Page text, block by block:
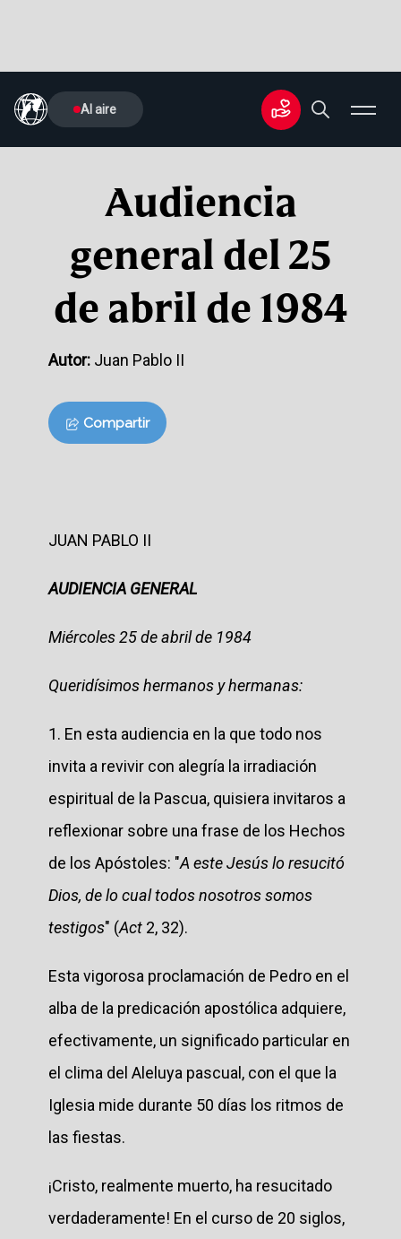
Al aire
Audiencia
general del 25
de abril de 1984
Autor: Juan Pablo II
Compartir
JUAN PABLO II
AUDIENCIA GENERAL
Miércoles 25 de abril de 1984
Queridísimos hermanos y hermanas:
1. En esta audiencia en la que todo nos
invita a revivir con alegría la irradiación
espiritual de la Pascua, quisiera invitaros a
reflexionar sobre una frase de los Hechos
de los Apóstoles: "A este Jesús lo resucitó
Dios, de lo cual todos nosotros somos
testigos" (Act 2, 32).
Esta vigorosa proclamación de Pedro en el
alba de la predicación apostólica adquiere,
efectivamente, un significado particular en
el clima del Aleluya pascual, con el que la
Iglesia mide durante 50 días los ritmos de
las fiestas.
¡Cristo, realmente muerto, ha resucitado
verdaderamente! En el curso de 20 siglos,